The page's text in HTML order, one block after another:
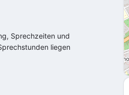
Sprechzeiten und
liegen